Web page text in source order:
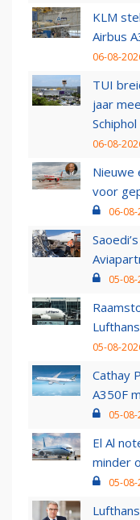
KLM
Airbus
06-08-
TUI
jaar
Schiphol
06-08-
Nieuwe
voor
06-
05-
05-08-
Cathay
A350F
05-
El Al
minder
05-